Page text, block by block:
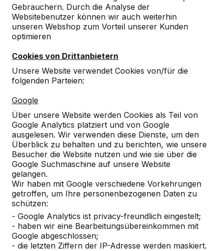
Gebrauchern. Durch die Analyse der
Websitebenutzer können wir auch weiterhin
unseren Webshop zum Vorteil unserer Kunden
optimieren
Cookies von Drittanbietern
Unsere Website verwendet Cookies von/für die
folgenden Parteien:
Google
Über unsere Website werden Cookies als Teil von
Google Analytics platziert und von Google
ausgelesen. Wir verwenden diese Dienste, um den
Überblick zu behalten und zu berichten, wie unsere
Besucher die Website nutzen und wie sie über die
Google Suchmaschine auf unsere Website
gelangen.
Wir haben mit Google verschiedene Vorkehrungen
getroffen, um Ihre personenbezogenen Daten zu
schützen:
- Google Analytics ist privacy-freundlich eingestelt;
- haben wir eine Bearbeitungsübereinkommen mit
Google abgeschlossen;
- die letzten Ziffern der IP-Adresse werden maskiert.
Griffstange für
Tischfußball
reviews
€ 50,00 exkl. MwSt.
Option
Anzahl
Die Versandkosten werden nach Ihrem Lieferadresse
berechnet. Das Paket wird nach Eingang der Zahlung
versendet.